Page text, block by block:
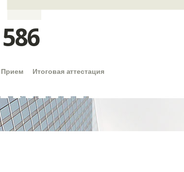
Прием
Итоговая аттестация